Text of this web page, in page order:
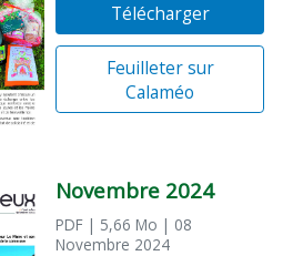
Télécharger
Feuilleter sur
Calaméo
Novembre 2024
PDF | 5,66 Mo | 08
Novembre 2024